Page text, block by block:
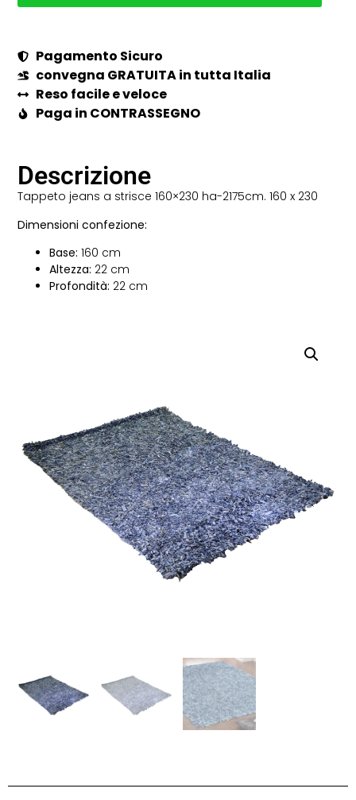
Pagamento Sicuro
convegna GRATUITA in tutta Italia
Reso facile e veloce
Paga in CONTRASSEGNO
Descrizione
Tappeto jeans a strisce 160×230 ha-2175cm. 160 x 230
Dimensioni confezione:
Base: 160 cm
Altezza: 22 cm
Profondità: 22 cm